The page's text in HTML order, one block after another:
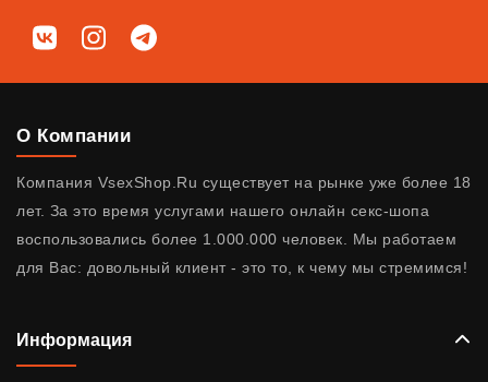
Мы в соц. сетях
ВКонтактеInstagramTelegram
О Компании
Компания VsexShop.Ru существует на рынке уже более 18
лет. За это время услугами нашего онлайн секс-шопа
воспользовались более 1.000.000 человек. Мы работаем
для Вас: довольный клиент - это то, к чему мы стремимся!
Информация